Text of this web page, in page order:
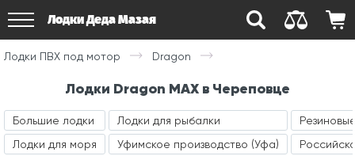
Лодки Деда Мазая
Лодки ПВХ под мотор Dragon
Лодки Dragon MAX в Череповце
Большие лодки
Лодки для моря
Лодки для рыбалки
Уфимское производство (Уфа)